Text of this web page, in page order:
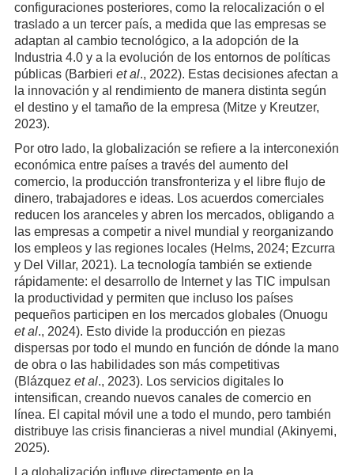
configuraciones posteriores, como la relocalización o el
traslado a un tercer país, a medida que las empresas se
adaptan al cambio tecnológico, a la adopción de la
Industria 4.0 y a la evolución de los entornos de políticas
públicas (Barbieri et al., 2022). Estas decisiones afectan a
la innovación y al rendimiento de manera distinta según
el destino y el tamaño de la empresa (Mitze y Kreutzer,
2023).
Por otro lado, la globalización se refiere a la interconexión
económica entre países a través del aumento del
comercio, la producción transfronteriza y el libre flujo de
dinero, trabajadores e ideas. Los acuerdos comerciales
reducen los aranceles y abren los mercados, obligando a
las empresas a competir a nivel mundial y reorganizando
los empleos y las regiones locales (Helms, 2024; Ezcurra
y Del Villar, 2021). La tecnología también se extiende
rápidamente: el desarrollo de Internet y las TIC impulsan
la productividad y permiten que incluso los países
pequeños participen en los mercados globales (Onuogu
et al., 2024). Esto divide la producción en piezas
dispersas por todo el mundo en función de dónde la mano
de obra o las habilidades son más competitivas
(Blázquez et al., 2023). Los servicios digitales lo
intensifican, creando nuevos canales de comercio en
línea. El capital móvil une a todo el mundo, pero también
distribuye las crisis financieras a nivel mundial (Akinyemi,
2025).